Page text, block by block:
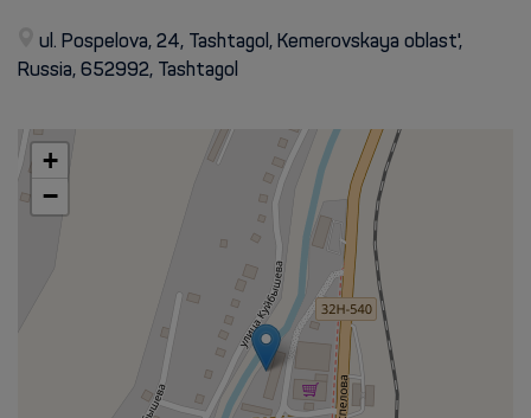
ul. Pospelova, 24, Tashtagol, Kemerovskaya oblast',
Russia, 652992, Tashtagol
+
−